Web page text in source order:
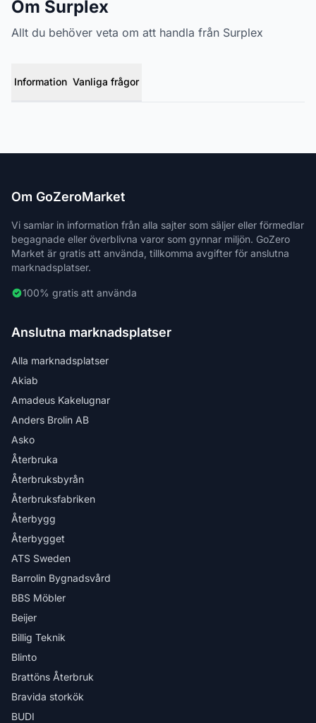
Om Surplex
Allt du behöver veta om att handla från Surplex
Information Vanliga frågor
Om GoZeroMarket
Vi samlar in information från alla sajter som säljer eller förmedlar
begagnade eller överblivna varor som gynnar miljön. GoZero
Market är gratis att använda, tillkomma avgifter för anslutna
marknadsplatser.
100% gratis att använda
Anslutna marknadsplatser
Alla marknadsplatser
Akiab
Amadeus Kakelugnar
Anders Brolin AB
Asko
Återbruka
Återbruksbyrån
Återbruksfabriken
Återbygg
Återbygget
ATS Sweden
Barrolin Bygnadsvård
BBS Möbler
Beijer
Billig Teknik
Blinto
Brattöns Återbruk
Bravida storkök
BUDI